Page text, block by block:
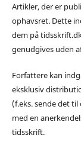
Artikler, der er
ophavsret. Dette
dem på
genudgives uden
Forfattere kan
eksklusiv
(f.eks. sende det
med en
tidsskrift.